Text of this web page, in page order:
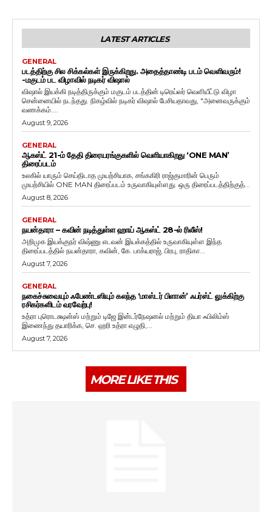
LATEST ARTICLES
GENERAL
படத்திற்கு சில சிக்கல்கள் இருக்கிறது. அதைத்தாண்டி படம் வெளிவரும்!
-மகுடம் பட விழாவில் நடிகர் விஷால்
விஷால் இயக்கி நடித்திருக்கும் மகுடம் படத்தின் டிரெய்லர் வெளியீட்டு விழா
சென்னையில் நடந்தது. நிகழ்வில் நடிகர் விஷால் பேசியதாவது, "அனைவருக்கும்
வணக்கம்....
August 9, 2026
GENERAL
ஆகஸ்ட் 21-ம் தேதி திரையரங்குகளில் வெளியாகிறது ‘ONE MAN’
திரைப்படம்
உலகில் யாரும் செய்திடாத முயற்சியாக, சங்ககிரி ராஜ்குமாரின் பெரும்
முயற்சியில் ONE MAN திரைப்படம் உருவாகியுள்ளது. ஒரு திரைப்படத்திற்குத்...
August 8, 2026
GENERAL
நயன்தாரா – கவின் நடித்துள்ள ஹாய் ஆகஸ்ட் 28-ல் ரிலீஸ்!
அறிமுக இயக்குநர் விஷ்ணு எடவன் இயக்கத்தில் உருவாகியுள்ள இந்த
திரைப்படத்தில் நயன்தாரா, கவின், கே. பாக்யராஜ், பிரபு, ராதிகா...
August 7, 2026
GENERAL
நகைச்சுவையும் ஃபேண்டஸியும் கலந்த ‘மாஸ்டர் பிளான்’ ஃபர்ஸ்ட் லுக்கிற்கு
ரசிகர்களிடம் வரவேற்பு!
உத்ரா புரொடக்ஷன்ஸ் மற்றும் டிஜே இன்டர்நேஷனல் மற்றும் தியா ஃபிலிம்ஸ்
இணைந்து தயாரிக்க, செ. ஹரி உத்ரா எழுதி,...
August 7, 2026
MORE LIKE THIS